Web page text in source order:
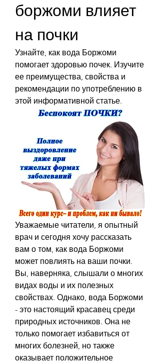
боржоми влияет
на почки
Узнайте, как вода Боржоми
помогает здоровью почек. Изучите
ее преимущества, свойства и
рекомендации по употреблению в
этой информативной статье.
Уважаемые читатели, я опытный
врач и сегодня хочу рассказать
вам о том, как вода Боржоми
может повлиять на ваши почки.
Вы, наверняка, слышали о многих
видах воды и их полезных
свойствах. Однако, вода Боржоми
- это настоящий красавец среди
природных источников. Она не
только помогает избавиться от
многих болезней, но также
оказывает положительное